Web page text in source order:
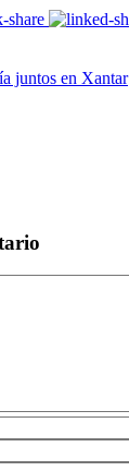
juntos en Xantar